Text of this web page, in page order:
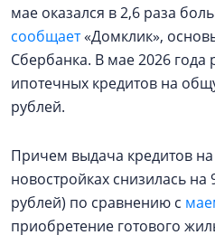
мае оказался в 2,6 раза
сообщает«Домклик»,
Сбербанка. В мае 2026
ипотечных кредитов на
рублей.
Причем выдача кредитов на
новостройках снизилась на
рублей) по сравнению с
приобретение готового